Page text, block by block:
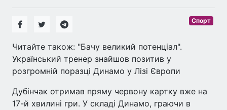
Спорт
Читайте також: "Бачу великий потенціал".
Український тренер знайшов позитив у
розгромній поразці Динамо у Лізі Європи
Дубінчак отримав пряму червону картку вже на
17-й хвилині гри. У складі Динамо, граючи в